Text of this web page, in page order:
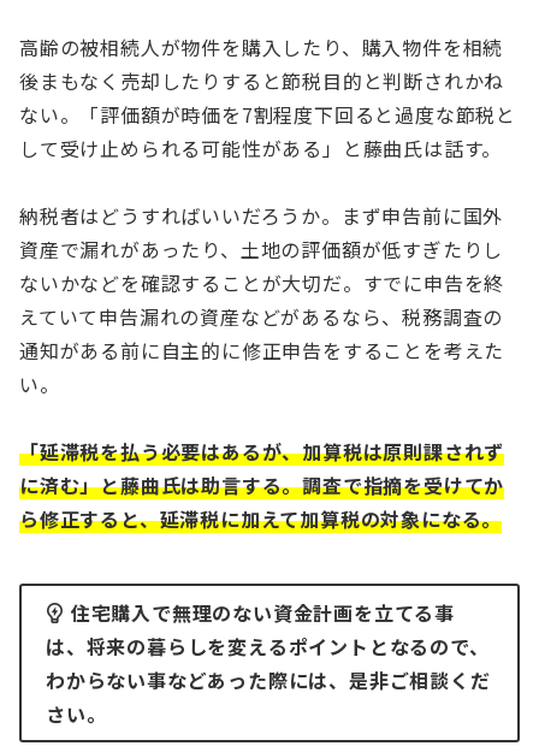
高齢の被相続人が物件を購入したり、購入物件を相続
後まもなく売却したりすると節税目的と判断されかね
ない。「評価額が時価を7割程度下回ると過度な節税と
して受け止められる可能性がある」と藤曲氏は話す。
納税者はどうすればいいだろうか。まず申告前に国外
資産で漏れがあったり、土地の評価額が低すぎたりし
ないかなどを確認することが大切だ。すでに申告を終
えていて申告漏れの資産などがあるなら、税務調査の
通知がある前に自主的に修正申告をすることを考えた
い。
「延滞税を払う必要はあるが、加算税は原則課されず
に済む」と藤曲氏は助言する。調査で指摘を受けてか
ら修正すると、延滞税に加えて加算税の対象になる。
住宅購入で無理のない資金計画を立てる事
は、将来の暮らしを変えるポイントとなるので、
わからない事などあった際には、是非ご相談くだ
さい。